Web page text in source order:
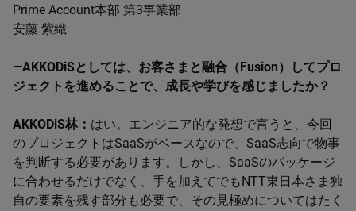
Prime Account本部 ​​第3事業部
​安藤 紫織
―AKKODiSとしては、お客さまと融合（Fusion）してプロ
ジェクトを進めることで、成長や学びを感じましたか？​
AKKODiS林： はい。​​​​エンジニア的な発想で言うと、今回
のプロジェクトはSaaSがベースなので、SaaS志向で物事
を判断する必要があります。しかし、SaaSのパッケージ
に合わせるだけでなく、手を加えてでもNTT東日本さま独
自の要素を残す部分も必要で、その見極めについてはたく